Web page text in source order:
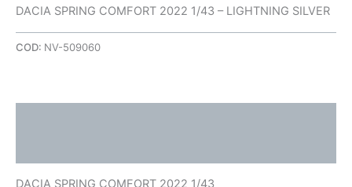
DACIA SPRING COMFORT 2022 1/43 – LIGHTNING SILVER
COD: NV-509060